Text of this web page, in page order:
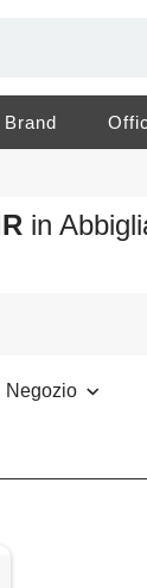
Brand
in
Negozio